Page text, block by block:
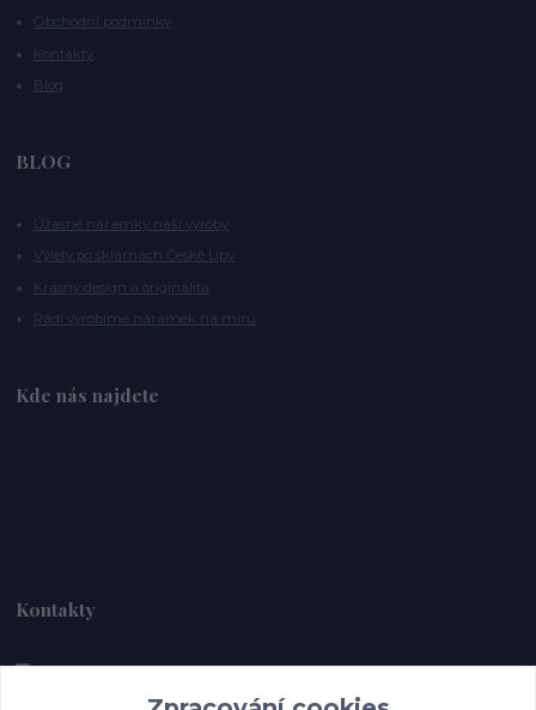
Obchodní podmínky
Kontakty
Blog
BLOG
Úžasné náramky naší výroby
Výlety po sklárnách České Lípy
Krásný design a originalita
Rádi vyrobíme náramek na míru
Kde nás najdete
Kontakty